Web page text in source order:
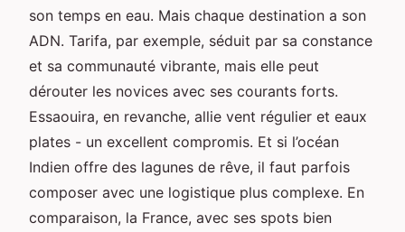
son temps en eau. Mais chaque destination a son
ADN. Tarifa, par exemple, séduit par sa constance
et sa communauté vibrante, mais elle peut
dérouter les novices avec ses courants forts.
Essaouira, en revanche, allie vent régulier et eaux
plates - un excellent compromis. Et si l’océan
Indien offre des lagunes de rêve, il faut parfois
composer avec une logistique plus complexe. En
comparaison, la France, avec ses spots bien